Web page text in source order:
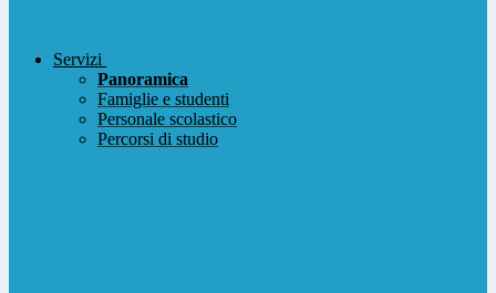
Servizi
Panoramica
Famiglie e studenti
Personale scolastico
Percorsi di studio